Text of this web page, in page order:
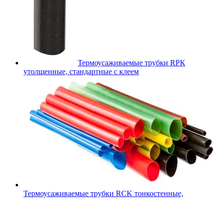
Термоусаживаемые трубки RPК
утолщенные, стандартные с клеем
Термоусаживаемые трубки RCK тонкостенные,